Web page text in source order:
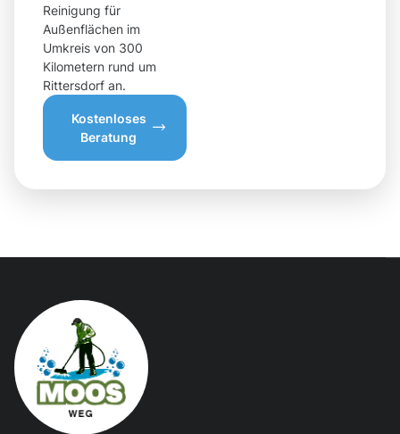
Reinigung für
Außenflächen im
Umkreis von 300
Kilometern rund um
Rittersdorf an.
Kostenloses
Beratung